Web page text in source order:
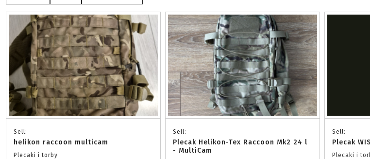
Sell:
helikon raccoon multicam
Plecaki i torby
Sell:
Plecak Helikon-Tex Raccoon Mk2 24 l
- MultiCam
Sell:
Plecak
Plecaki i